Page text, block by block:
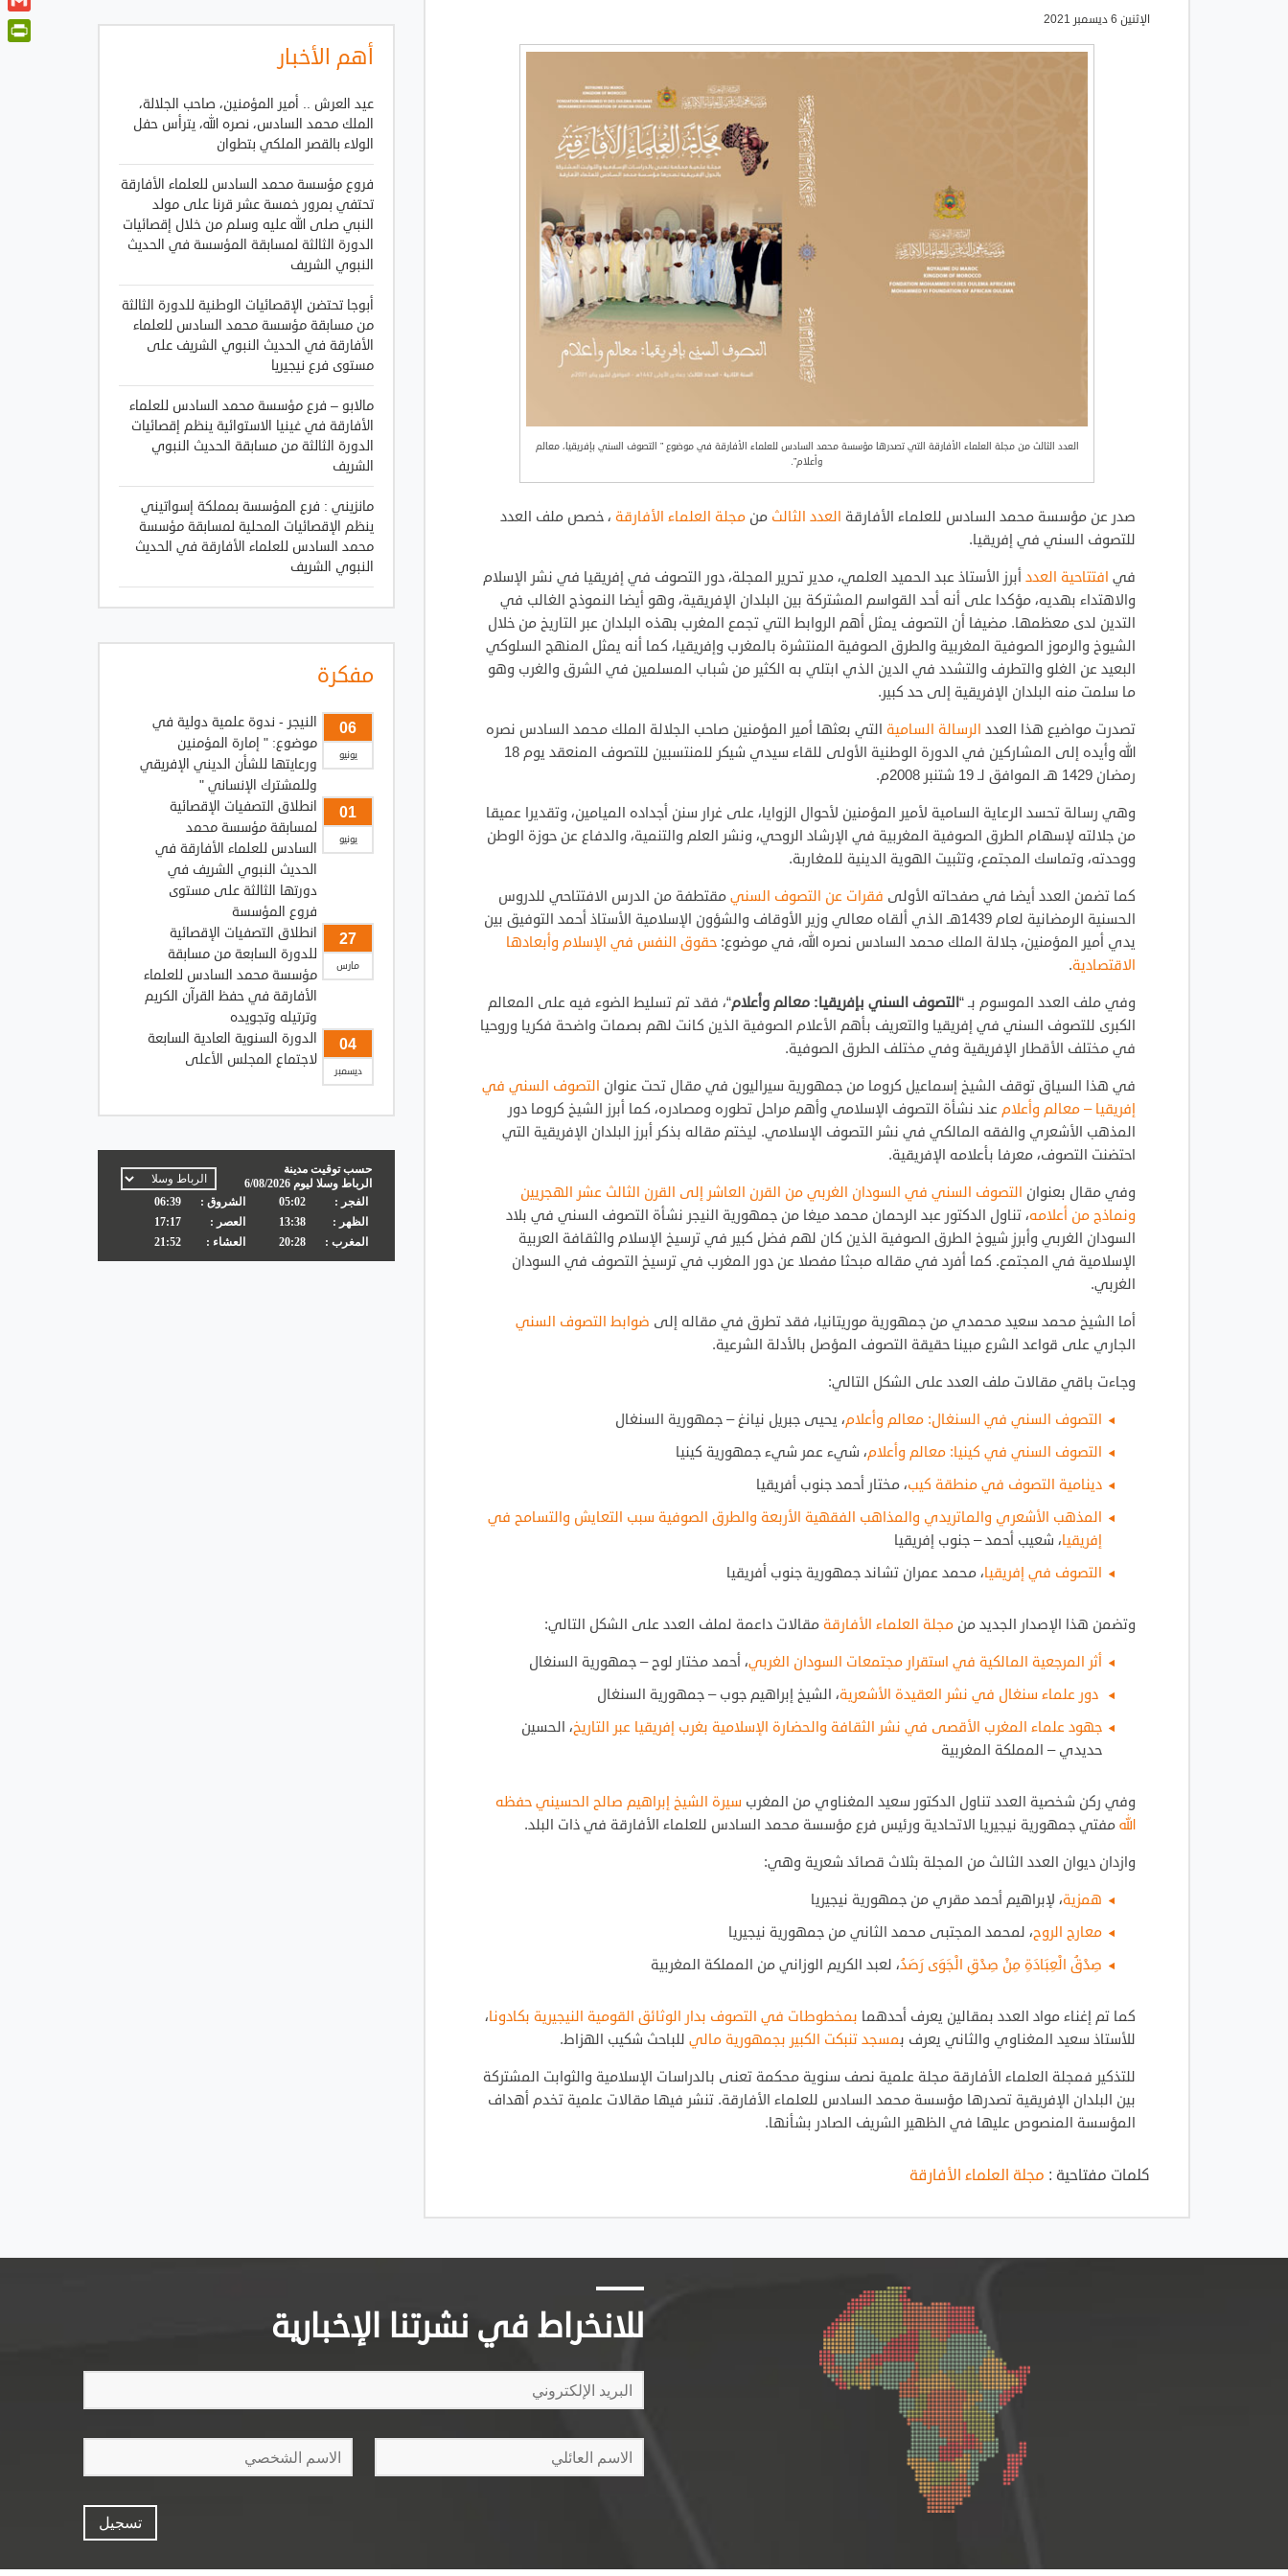
الإثنين 6 ديسمبر 2021
العدد الثالث من مجلة العلماء الأفارقة التي تصدرها مؤسسة محمد السادس للعلماء الأفارقة في موضوع ” التصوف السني بإفريقيا، معالم
وأعلام”.
صدر عن مؤسسة محمد السادس للعلماء الأفارقة العدد الثالث من مجلة العلماء الأفارقة ، خصص ملف العدد
للتصوف السني في إفريقيا.
في افتتاحية العددأبرز الأستاذ عبد الحميد العلمي، مدير تحرير المجلة، دور التصوف في إفريقيا في نشر الإسلام
والاهتداء بهديه، مؤكدا على أنه أحد القواسم المشتركة بين البلدان الإفريقية، وهو أيضا النموذج الغالب في
التدين لدى معظمها. مضيفا أن التصوف يمثل أهم الروابط التي تجمع المغرب بهذه البلدان عبر التاريخ من خلال
الشيوخ والرموز الصوفية المغربية والطرق الصوفية المنتشرة بالمغرب وإفريقيا، كما أنه يمثل المنهج السلوكي
البعيد عن الغلو والتطرف والتشدد في الدين الذي ابتلي به الكثير من شباب المسلمين في الشرق والغرب وهو
ما سلمت منه البلدان الإفريقية إلى حد كبير.
تصدرت مواضيع هذا العدد الرسالة السامية التي بعثها أمير المؤمنين صاحب الجلالة الملك محمد السادس نصره
الله وأيده إلى المشاركين في الدورة الوطنية الأولى للقاء سيدي شيكر للمنتسبين للتصوف المنعقد يوم 18
رمضان 1429 هـ الموافق لـ 19 شتنبر 2008م.
وهي رسالة تحسد الرعاية السامية لأمير المؤمنين لأحوال الزوايا، على غرار سنن أجداده الميامين، وتقديرا عميقا
من جلالته لإسهام الطرق الصوفية المغربية في الإرشاد الروحي، ونشر العلم والتنمية، والدفاع عن حوزة الوطن
ووحدته، وتماسك المجتمع، وتثبيت الهوية الدينية للمغاربة.
كما تضمن العدد أيضا في صفحاته الأولى فقرات عن التصوف السنيمقتطفة من الدرس الافتتاحي للدروس
الحسنية الرمضانية لعام 1439هـ الذي ألقاه معالي وزير الأوقاف والشؤون الإسلامية الأستاذ أحمد التوفيق بين
يدي أمير المؤمنين، جلالة الملك محمد السادس نصره الله، في موضوع: حقوق النفس في الإسلام وأبعادها
الاقتصادية.
وفي ملف العدد الموسوم بـ “التصوف السني بإفريقيا: معالم وأعلام“، فقد تم تسليط الضوء فيه على المعالم
الكبرى للتصوف السني في إفريقيا والتعريف بأهم الأعلام الصوفية الذين كانت لهم بصمات واضحة فكريا وروحيا
في مختلف الأقطار الإفريقية وفي مختلف الطرق الصوفية.
في هذا السياق توقف الشيخ إسماعيل كروما من جمهورية سيراليون في مقال تحت عنوان التصوف السني في
إفريقيا – معالم وأعلام عند نشأة التصوف الإسلامي وأهم مراحل تطوره ومصادره، كما أبرز الشيخ كروما دور
المذهب الأشعري والفقه المالكي في نشر التصوف الإسلامي. ليختم مقاله بذكر أبرز البلدان الإفريقية التي
احتضنت التصوف، معرفا بأعلامه الإفريقية.
وفي مقال بعنوان التصوف السني في السودان الغربي من القرن العاشر إلى القرن الثالث عشر الهجريين
ونماذج من أعلامه، تناول الدكتور عبد الرحمان محمد ميغا من جمهورية النيجر نشأة التصوف السني في بلاد
السودان الغربي وأبرزِ شيوخ الطرق الصوفية الذين كان لهم فضل كبير في ترسيخ الإسلام والثقافة العربية
الإسلامية في المجتمع. كما أفرد في مقاله مبحثا مفصلا عن دور المغرب في ترسيخ التصوف في السودان
الغربي.
أما الشيخ محمد سعيد محمدي من جمهورية موريتانيا، فقد تطرق في مقاله إلى ضوابط التصوف السني
الجاري على قواعد الشرع مبينا حقيقة التصوف المؤصل بالأدلة الشرعية.
وجاءت باقي مقالات ملف العدد على الشكل التالي:
التصوف السني في السنغال: معالم وأعلام، يحيى جبريل نيانغ – جمهورية السنغال
التصوف السني في كينيا: معالم وأعلام، شيء عمر شيء جمهورية كينيا
دينامية التصوف في منطقة كيب، مختار أحمد جنوب أفريقيا
المذهب الأشعري والماتريدي والمذاهب الفقهية الأربعة والطرق الصوفية سبب التعايش والتسامح في
إفريقيا، شعيب أحمد – جنوب إفريقيا
التصوف في إفريقيا، محمد عمران تشاند جمهورية جنوب أفريقيا
وتضمن هذا الإصدار الجديد من مجلة العلماء الأفارقةمقالات داعمة لملف العدد على الشكل التالي:
أثر المرجعية المالكية في استقرار مجتمعات السودان الغربي، أحمد مختار لوح – جمهورية السنغال
دور علماء سنغال في نشر العقيدة الأشعرية، الشيخ إبراهيم جوب – جمهورية السنغال
جهود علماء المغرب الأقصى في نشر الثقافة والحضارة الإسلامية بغرب إفريقيا عبر التاريخ، الحسين
حديدي – المملكة المغربية
وفي ركن شخصية العدد تناول الدكتور سعيد المغناوي من المغرب سيرة الشيخ إبراهيم صالح الحسيني حفظه
اللهمفتي جمهورية نيجيريا الاتحادية ورئيس فرع مؤسسة محمد السادس للعلماء الأفارقة في ذات البلد.
وازدان ديوان العدد الثالث من المجلة بثلاث قصائد شعرية وهي:
همزية، لإبراهيم أحمد مقري من جمهورية نيجيريا
معارج الروح، لمحمد المجتبى محمد الثاني من جمهورية نيجيريا
صِدْقُ الْعِبَادَةِ مِنْ صِدْقِ الْجَوَى رَصَدُ، لعبد الكريم الوزاني من المملكة المغربية
كما تم إغناء مواد العدد بمقالين يعرف أحدهما بمخطوطات في التصوف بدار الوثائق القومية النيجيرية بكادونا،
للأستاذ سعيد المغناوي والثاني يعرف بمسجد تنبكت الكبير بجمهورية مالي للباحث شكيب الهزاط.
للتذكير فمجلة العلماء الأفارقة مجلة علمية نصف سنوية محكمة تعنى بالدراسات الإسلامية والثوابت المشتركة
بين البلدان الإفريقية تصدرها مؤسسة محمد السادس للعلماء الأفارقة. تنشر فيها مقالات علمية تخدم أهداف
المؤسسة المنصوص عليها في الظهير الشريف الصادر بشأنها.
كلمات مفتاحية : مجلة العلماء الأفارقة
أهم الأخبار
عيد العرش .. أمير المؤمنين، صاحب الجلالة،
الملك محمد السادس، نصره الله، يترأس حفل
الولاء بالقصر الملكي بتطوان
فروع مؤسسة محمد السادس للعلماء الأفارقة
تحتفي بمرور خمسة عشر قرنا على مولد
النبي صلى الله عليه وسلم من خلال إقصائيات
الدورة الثالثة لمسابقة المؤسسة في الحديث
النبوي الشريف
أبوجا تحتضن الإقصائيات الوطنية للدورة الثالثة
من مسابقة مؤسسة محمد السادس للعلماء
الأفارقة في الحديث النبوي الشريف على
مستوى فرع نيجيريا
مالابو – فرع مؤسسة محمد السادس للعلماء
الأفارقة في غينيا الاستوائية ينظم إقصائيات
الدورة الثالثة من مسابقة الحديث النبوي
الشريف
مانزيني : فرع المؤسسة بمملكة إسواتيني
ينظم الإقصائيات المحلية لمسابقة مؤسسة
محمد السادس للعلماء الأفارقة في الحديث
النبوي الشريف
مفكرة
06
يونيو
النيجر - ندوة علمية دولية في
موضوع: " إمارة المؤمنين
ورعايتها للشأن الديني الإفريقي
وللمشترك الإنساني "
01
يونيو
انطلاق التصفيات الإقصائية
لمسابقة مؤسسة محمد
السادس للعلماء الأفارقة في
الحديث النبوي الشريف في
دورتها الثالثة على مستوى
فروع المؤسسة
27
مارس
انطلاق التصفيات الإقصائية
للدورة السابعة من مسابقة
مؤسسة محمد السادس للعلماء
الأفارقة في حفظ القرآن الكريم
وترتيله وتجويده
04
ديسمبر
الدورة السنوية العادية السابعة
لاجتماع المجلس الأعلى
للانخراط في نشرتنا الإخبارية
o
o
t
e
a
t
i
n
G
m